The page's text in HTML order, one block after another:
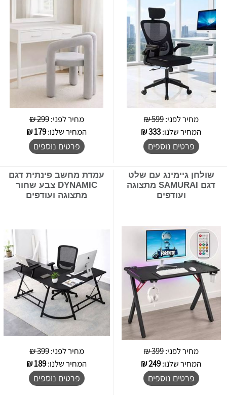
מחיר לפני:599 ₪
המחיר שלנו:333
₪
פרטים נוספים
מחיר לפני:299 ₪
המחיר שלנו:179
₪
פרטים נוספים
שולחן גיימינג עם שלט
דגם SAMURAI מתצוגה
ועודפים
מחיר לפני:399 ₪
המחיר שלנו:249
₪
פרטים נוספים
עמדת מחשב פינתית דגם
DYNAMIC צבע שחור
מתצוגה ועודפים
מחיר לפני:399 ₪
המחיר שלנו:189
₪
פרטים נוספים